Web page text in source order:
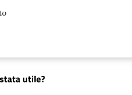
utile?